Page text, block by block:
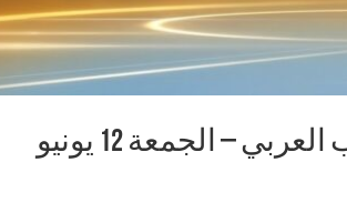
🌤️ أحوال الطقس في المغرب العربي – الجمعة 12 يونيو